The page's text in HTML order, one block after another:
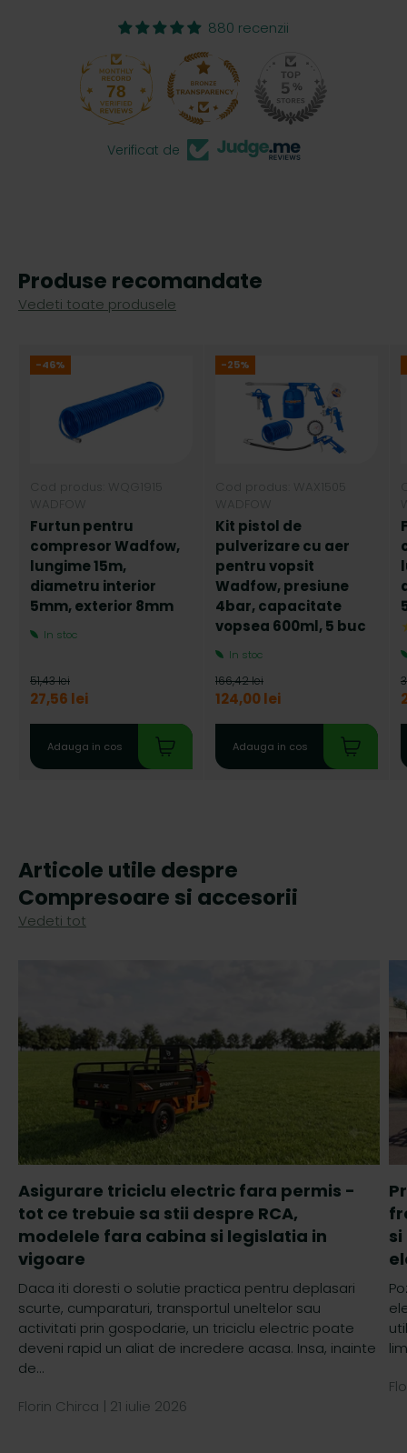
880 recenzii
Verificat de
Produse recomandate
Vedeti toate produsele
-46%
Cod produs: WQG1915
WADFOW
Furtun pentru
compresor Wadfow,
lungime 15m,
diametru interior
5mm, exterior 8mm
In stoc
27,56 lei
51,43 lei
Adauga in cos
-25%
Cod produs: WAX1505
WADFOW
Kit pistol de
pulverizare cu aer
pentru vopsit
Wadfow, presiune
4bar, capacitate
vopsea 600ml, 5 buc
In stoc
124,00 lei
166,42 lei
Adauga in cos
Articole utile despre
Compresoare si accesorii
Vedeti tot
Asigurare triciclu electric fara permis -
tot ce trebuie sa stii despre RCA,
modelele fara cabina si legislatia in
vigoare
Daca iti doresti o solutie practica pentru deplasari
scurte, cumparaturi, transportul uneltelor sau
activitati prin gospodarie, un triciclu electric poate
deveni rapid un aliat de incredere acasa. Insa, inainte
de...
Florin Chirca | 21 iulie 2026